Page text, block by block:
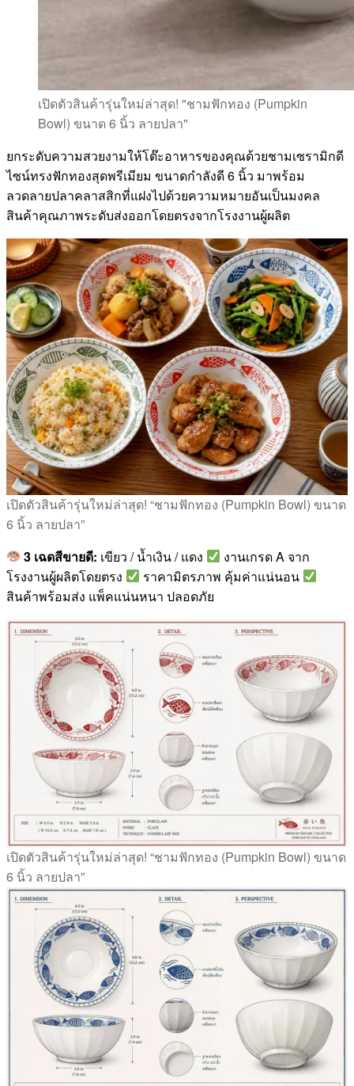
เปิดตัวสินค้ารุ่นใหม่ล่าสุด! "ชามฟักทอง (Pumpkin
Bowl) ขนาด 6 นิ้ว ลายปลา"
ยกระดับความสวยงามให้โต๊ะอาหารของคุณด้วยชามเซรามิกดี
ไซน์ทรงฟักทองสุดพรีเมียม ขนาดกำลังดี 6 นิ้ว มาพร้อม
ลวดลายปลาคลาสสิกที่แฝงไปด้วยความหมายอันเป็นมงคล
สินค้าคุณภาพระดับส่งออกโดยตรงจากโรงงานผู้ผลิต
เปิดตัวสินค้ารุ่นใหม่ล่าสุด! “ชามฟักทอง (Pumpkin Bowl) ขนาด
6 นิ้ว ลายปลา”
3 เฉดสีขายดี: เขียว / น้ำเงิน / แดง
งานเกรด A จาก
โรงงานผู้ผลิตโดยตรง
ราคามิตรภาพ คุ้มค่าแน่นอน
สินค้าพร้อมส่ง แพ็คแน่นหนา ปลอดภัย
เปิดตัวสินค้ารุ่นใหม่ล่าสุด! “ชามฟักทอง (Pumpkin Bowl) ขนาด
6 นิ้ว ลายปลา”